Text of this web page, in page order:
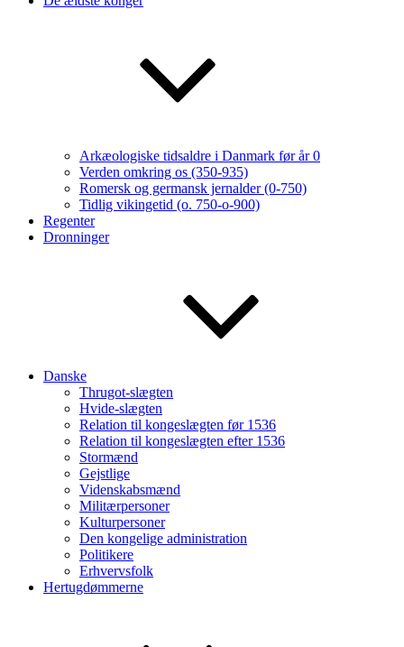
Arkæologiske tidsaldre i Danmark før år 0
Verden omkring os (350-935)
Romersk og germansk jernalder (0-750)
Tidlig vikingetid (o. 750-o-900)
Regenter
Dronninger
Danske
Thrugot-slægten
Hvide-slægten
Relation til kongeslægten før 1536
Relation til kongeslægten efter 1536
Stormænd
Gejstlige
Videnskabsmænd
Militærpersoner
Kulturpersoner
Den kongelige administration
Politikere
Erhvervsfolk
Hertugdømmerne